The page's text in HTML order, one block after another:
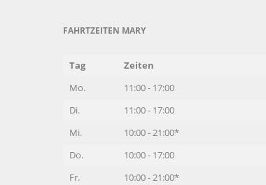
FAHRTZEITEN MARY
Tag
Zeiten
Mo.
11:00 - 17:00
Di.
11:00 - 17:00
Mi.
10:00 - 21:00*
Do.
10:00 - 17:00
Fr.
10:00 - 21:00*